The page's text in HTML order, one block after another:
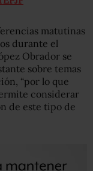
matutinas
durante el
Obrador se
sobre temas
“por lo que
considerar
de este tipo de